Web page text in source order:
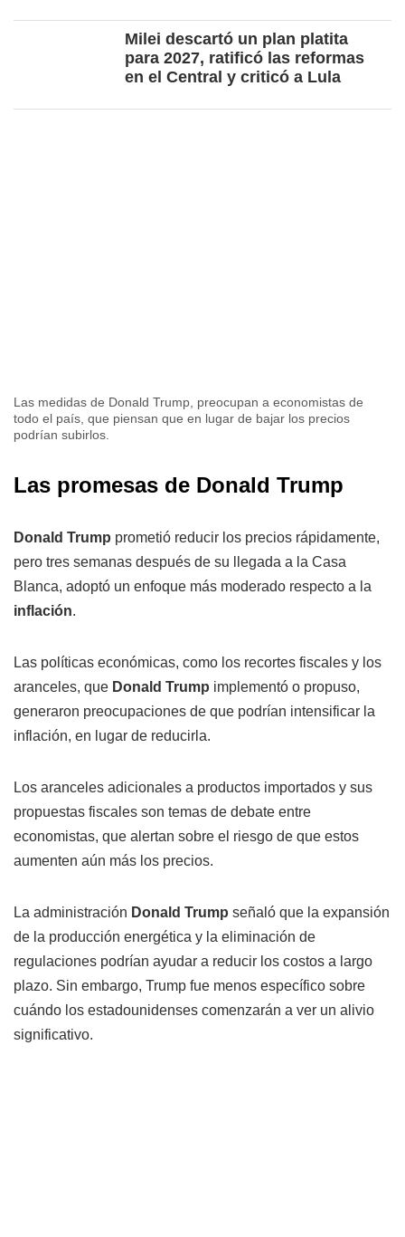
Milei descartó un plan platita
para 2027, ratificó las reformas
en el Central y criticó a Lula
Las medidas de Donald Trump, preocupan a economistas de
todo el país, que piensan que en lugar de bajar los precios
podrían subirlos.
Las promesas de Donald Trump
Donald Trump prometió reducir los precios rápidamente,
pero tres semanas después de su llegada a la Casa
Blanca, adoptó un enfoque más moderado respecto a la
inflación.
Las políticas económicas, como los recortes fiscales y los
aranceles, que Donald Trump implementó o propuso,
generaron preocupaciones de que podrían intensificar la
inflación, en lugar de reducirla.
Los aranceles adicionales a productos importados y sus
propuestas fiscales son temas de debate entre
economistas, que alertan sobre el riesgo de que estos
aumenten aún más los precios.
La administración Donald Trump señaló que la expansión
de la producción energética y la eliminación de
regulaciones podrían ayudar a reducir los costos a largo
plazo. Sin embargo, Trump fue menos específico sobre
cuándo los estadounidenses comenzarán a ver un alivio
significativo.